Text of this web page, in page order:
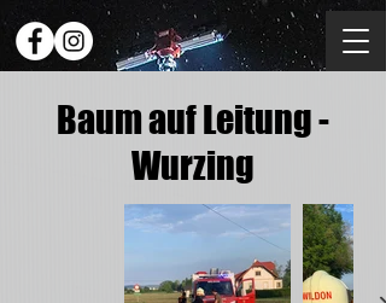
Baum auf Leitung -
Wurzing